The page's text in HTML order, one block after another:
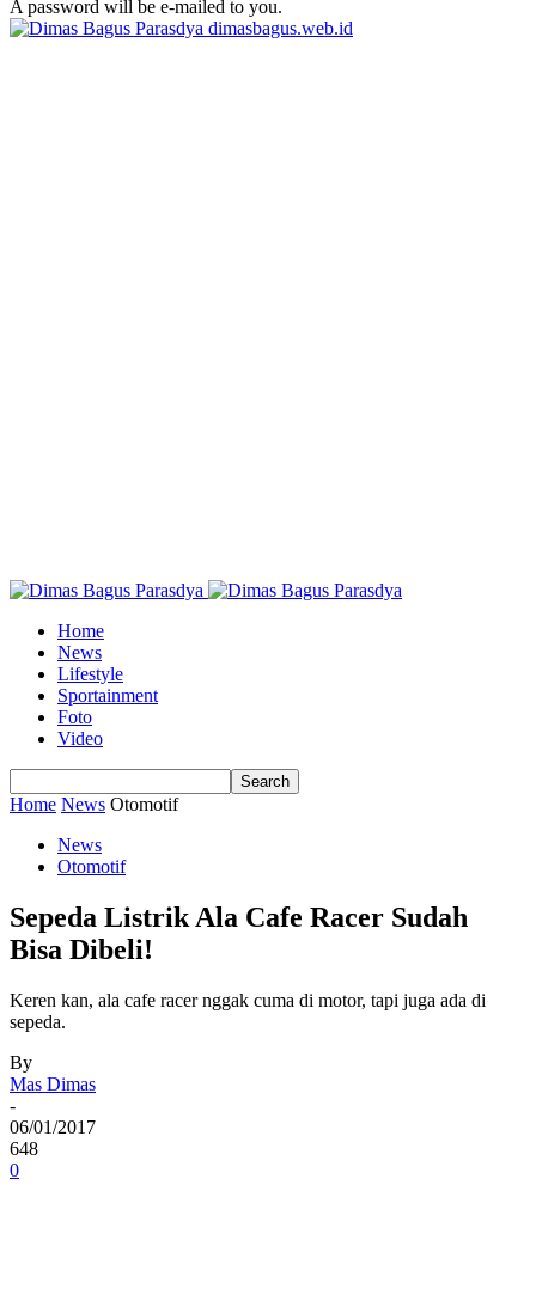
A password will be e-mailed to you.
dimasbagus.web.id
Home
News
Lifestyle
Sportainment
Foto
Video
Home News Otomotif
News
Otomotif
Sepeda Listrik Ala Cafe Racer Sudah
Bisa Dibeli!
Keren kan, ala cafe racer nggak cuma di motor, tapi juga ada di
sepeda.
By
Mas Dimas
-
06/01/2017
648
0